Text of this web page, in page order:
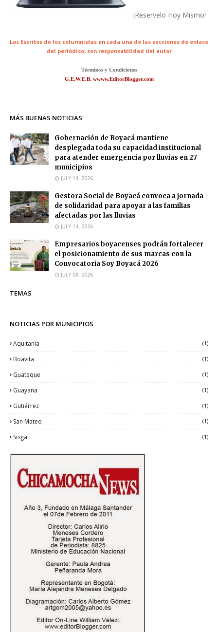
¡Reservelo Hoy Mismo!
Los Escritos de los columnistas en cada una de las secciones de enlace
del periódico, son responsabilidad del autor
Términos y Condiciones
G.E.W.E.B. wwww.EditorBlogger.com
MÁS BUENAS NOTICIAS
Gobernación de Boyacá mantiene
desplegada toda su capacidad institucional
para atender emergencia por lluvias en 27
municipios
JULY 14, 2026
Gestora Social de Boyacá convoca a jornada
de solidaridad para apoyar a las familias
afectadas por las lluvias
JULY 14, 2026
Empresarios boyacenses podrán fortalecer
el posicionamiento de sus marcas con la
Convocatoria Soy Boyacá 2026
JULY 08, 2026
TEMAS
NOTICIAS POR MUNICIPIOS
Aquitania (1)
Boavita (1)
Guateque (1)
Guayana (1)
Gutiérrez (1)
San Mateo (1)
Sisga (1)